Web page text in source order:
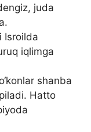
juda
Isroilda
iqlimga
shanba
Hatto